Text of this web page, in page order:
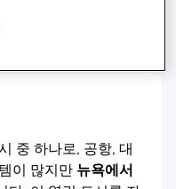
중 하나로, 공항, 대
이 많지만 뉴욕에서